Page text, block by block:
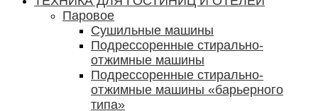
Паровое
Cушильные машины
Подрессоренные стирально-
отжимные машины
Подрессоренные стирально-
отжимные машины «барьерного
типа»